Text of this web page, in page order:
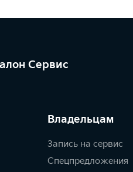
Сервис
Владельцам
Запись на сервис
Спецпредложения